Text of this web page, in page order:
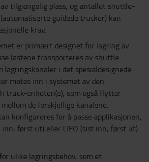
tilgjengelig plass, og antallet shuttle-
guidede trucker) kan
krav.
er primært designet for lagring av
lastene transporteres av shuttle-
lagringskanaler i det spesialdesignede
mates inn i systemet av den
truck-enheten(e), som også flytter
de forskjellige kanalene.
konfigureres for å passe applikasjonen,
inn, først ut) eller LIFO (sist inn, først ut)
ulike lagringsbehov, som et